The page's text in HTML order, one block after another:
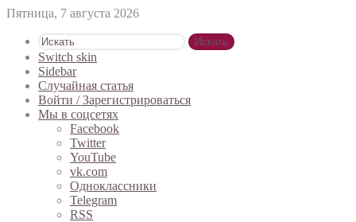
Пятница, 7 августа 2026
Искать
Switch skin
Sidebar
Случайная статья
Войти / Зарегистрироваться
Мы в соцсетях
Facebook
Twitter
YouTube
vk.com
Одноклассники
Telegram
RSS